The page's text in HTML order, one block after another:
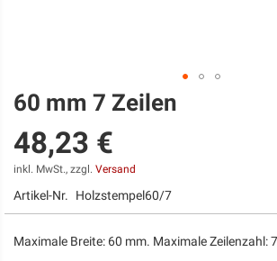
Zum
Anfang
der
Bildgalerie
springen
60 mm 7 Zeilen
48,23 €
inkl. MwSt., zzgl. Versand
Artikel-Nr. Holzstempel60/7
Maximale Breite: 60 mm. Maximale Zeilenzahl: 7